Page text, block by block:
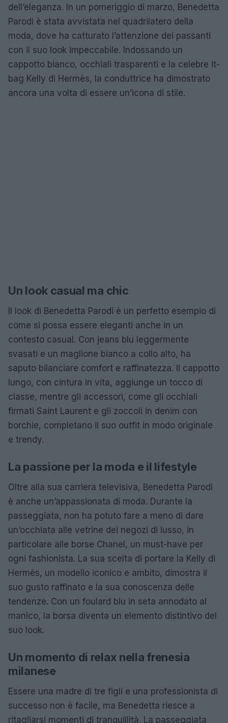
dell’eleganza. In un pomeriggio di marzo, Benedetta
Parodi è stata avvistata nel quadrilatero della
moda, dove ha catturato l’attenzione dei passanti
con il suo look impeccabile. Indossando un
cappotto bianco, occhiali trasparenti e la celebre it-
bag Kelly di Hermès, la conduttrice ha dimostrato
ancora una volta di essere un’icona di stile.
Un look casual ma chic
Il look di Benedetta Parodi è un perfetto esempio di
come si possa essere eleganti anche in un
contesto casual. Con jeans blu leggermente
svasati e un maglione bianco a collo alto, ha
saputo bilanciare comfort e raffinatezza. Il cappotto
lungo, con cintura in vita, aggiunge un tocco di
classe, mentre gli accessori, come gli occhiali
firmati Saint Laurent e gli zoccoli in denim con
borchie, completano il suo outfit in modo originale
e trendy.
La passione per la moda e il lifestyle
Oltre alla sua carriera televisiva, Benedetta Parodi
è anche un’appassionata di moda. Durante la
passeggiata, non ha potuto fare a meno di dare
un’occhiata alle vetrine dei negozi di lusso, in
particolare alle borse Chanel, un must-have per
ogni fashionista. La sua scelta di portare la Kelly di
Hermès, un modello iconico e ambito, dimostra il
suo gusto raffinato e la sua conoscenza delle
tendenze. Con un foulard blu in seta annodato al
manico, la borsa diventa un elemento distintivo del
suo look.
Un momento di relax nella frenesia
milanese
Essere una madre di tre figli e una professionista di
successo non è facile, ma Benedetta riesce a
ritagliarsi momenti di tranquillità. La passeggiata